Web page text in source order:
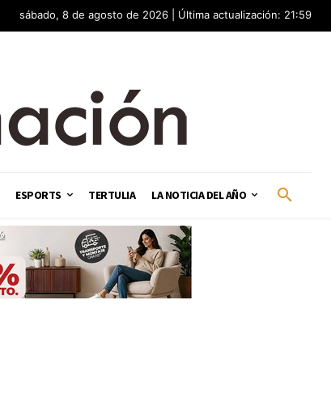
sábado, 8 de agosto de 2026 | Última actualización: 21:59
ESPORTS TERTULIA LA NOTICIA DEL AÑO